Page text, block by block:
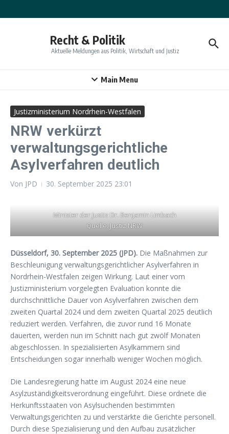
Recht & Politik
Aktuelle Meldungen aus Politik, Wirtschaft und Justiz
Main Menu
Justizministerium Nordrhein-Westfalen
NRW verkürzt
verwaltungsgerichtliche
Asylverfahren deutlich
Von JPD 30. September 2025 23:01
Minister der Justiz Dr. Benjamin Limbach
Quelle: Justiz NRW
Düsseldorf, 30. September 2025 (JPD). Die Maßnahmen zur
Beschleunigung verwaltungsgerichtlicher Asylverfahren in
Nordrhein-Westfalen zeigen Wirkung. Laut einer vom
Justizministerium vorgelegten Evaluation konnte die
durchschnittliche Dauer von Asylverfahren zwischen dem
zweiten Quartal 2024 und dem zweiten Quartal 2025 deutlich
reduziert werden. Verfahren, die zuvor rund 16 Monate
dauerten, werden nun im Schnitt nach gut zwölf Monaten
abgeschlossen. In spezialisierten Asylkammern sind
Entscheidungen sogar innerhalb weniger Wochen möglich.
Die Landesregierung hatte im August 2024 eine neue
Asylzuständigkeitsverordnung eingeführt. Diese ordnete die
Herkunftsstaaten von Asylsuchenden bestimmten
Verwaltungsgerichten zu und verstärkte die Gerichte personell.
Durch diese Spezialisierung und den Aufbau zusätzlicher